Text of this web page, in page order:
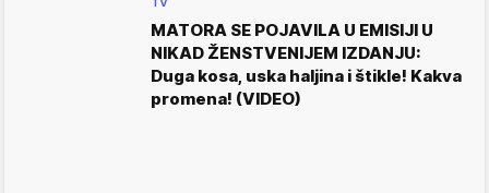
MATORA SE POJAVILA U EMISIJI U
NIKAD ŽENSTVENIJEM IZDANJU:
Duga kosa, uska haljina i štikle! Kakva
promena! (VIDEO)